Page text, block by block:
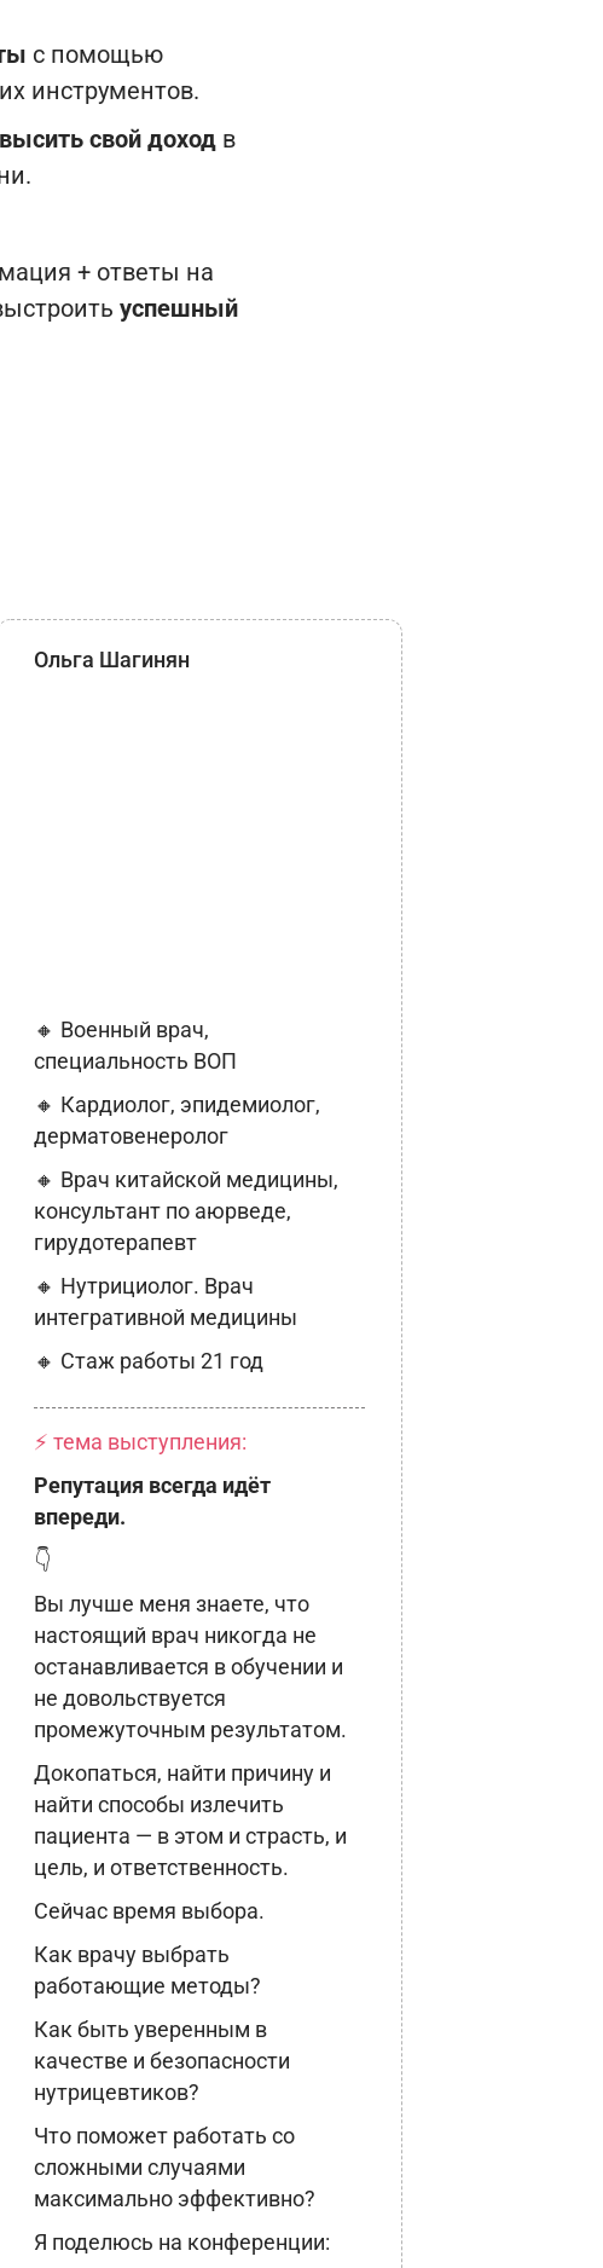
с помощью
инструментов.
свой доход в
+ ответы на
успешный
Ольга Шагинян
🔸 Военный врач,
специальность ВОП
🔸 Кардиолог, эпидемиолог,
дерматовенеролог
🔸 Врач китайской медицины,
консультант по аюрведе,
гирудотерапевт
🔸 Нутрициолог. Врач
интегративной медицины
🔸 Стаж работы 21 год
⚡ тема выступления:
Репутация всегда идёт
впереди.
👇
Вы лучше меня знаете, что
настоящий врач никогда не
останавливается в обучении и
не довольствуется
промежуточным результатом.
Докопаться, найти причину и
найти способы излечить
пациента — в этом и страсть, и
цель, и ответственность.
Сейчас время выбора.
Как врачу выбрать
работающие методы?
Как быть уверенным в
качестве и безопасности
нутрицевтиков?
Что поможет работать со
сложными случаями
максимально эффективно?
Я поделюсь на конференции: